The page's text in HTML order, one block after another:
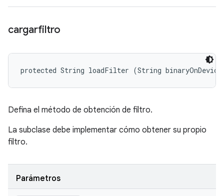
cargarfiltro
protected String loadFilter (String
Defina el método de obtención de filtro.
La subclase debe implementar cómo obtener su propio
filtro.
Parámetros